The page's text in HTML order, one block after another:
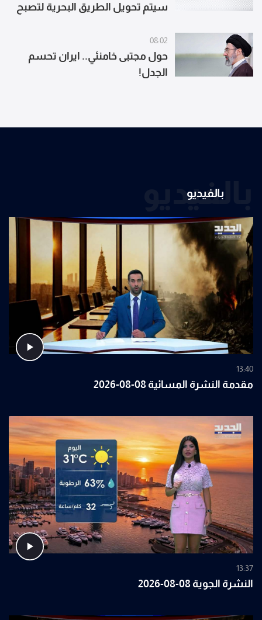
سيتم تحويل الطريق البحرية لتصبح
الساعة 07:00 لغاية الساعة 15:00
08:02
حول مجتبى خامنئي.. ايران تحسم
الجدل!
بالفيديو
بالفيديو
13:40
مقدمة النشرة المسائية 08-08-2026
13:37
النشرة الجوية 08-08-2026